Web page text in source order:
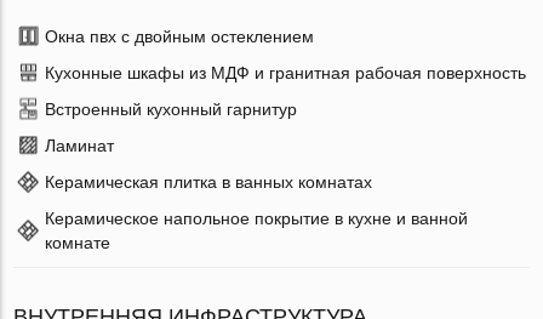
Окна пвх с двойным остеклением
Кухонные шкафы из МДФ и гранитная рабочая поверхность
Встроенный кухонный гарнитур
Ламинат
Керамическая плитка в ванных комнатах
Керамическое напольное покрытие в кухне и ванной
комнате